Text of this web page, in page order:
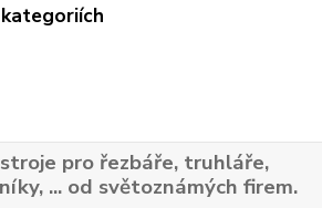
pro řezbáře, truhláře,
... od světoznámých firem.